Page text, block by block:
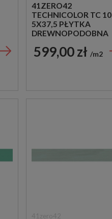
41ZERO42
TECHNICOLOR TC 10
5X37,5 PŁYTKA
DREWNOPODOBNA
599,00 zł m2